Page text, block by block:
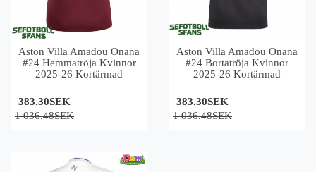
Aston Villa Amadou Onana
#24 Hemmatröja Kvinnor
2025-26 Kortärmad
383.30SEK
1 036.48SEK
Aston Villa Amadou Onana
#24 Bortatröja Kvinnor
2025-26 Kortärmad
383.30SEK
1 036.48SEK